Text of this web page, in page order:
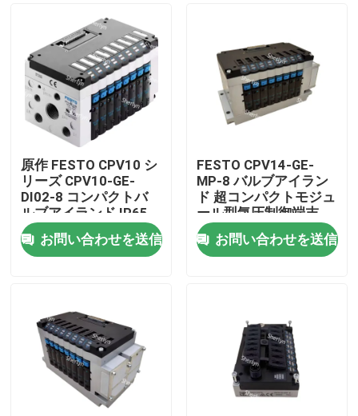
家へ
ビデオ
わたしたち に つい て
原作 FESTO CPV10 シ
リーズ CPV10-GE-
DI02-8 コンパクトバ
ルブアイランド IP65
防護 肺制御システム
お問い合わせを送信
FESTO CPV14-GE-
MP-8 バルブアイラン
ド 超コンパクトモジュ
ール型気圧制御端末
お問い合わせを送信